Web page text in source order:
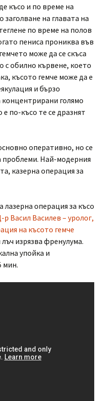
късо и по време на
на главата на
по време на полов
пениса прониква във
може да се скъса
с обилно кървене, което
късото гемче може да е
и бързо
голямо
по-късо те се дразнят
оперативно, но се
проблеми. Най-модерния
казерна операция за
операция за късо
р Васил Василев – уролог,
на късото гемче
изрязва френулума.
упойка и
мин.